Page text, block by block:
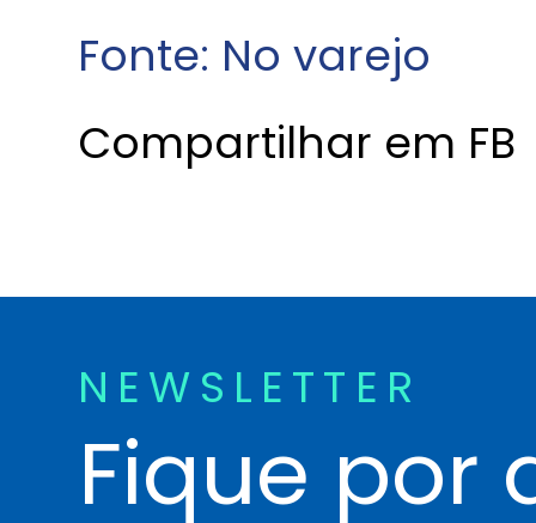
Fonte: No varejo
Compartilhar em FB
NEWSLETTER
Fique por